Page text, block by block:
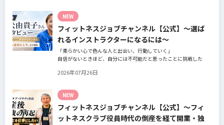
NEW
フィットネスジョブチャンネル【公式】～選ば
れるインストラクターになるには～
「柔らかい心で色んな人と出会い、行動していく」
自信がないときほど、自分には不可能だと思ったことに挑戦した
そんな風に自分だけでは思いつかないことを行動に移してきた結果
さん。選ばれるインストラクターになるために若松さんが取られた
行動とは？
2026年07月26日
NEW
フィットネスジョブチャンネル【公式】～フィ
ットネスクラブ役員時代の倒産を経て開業・独